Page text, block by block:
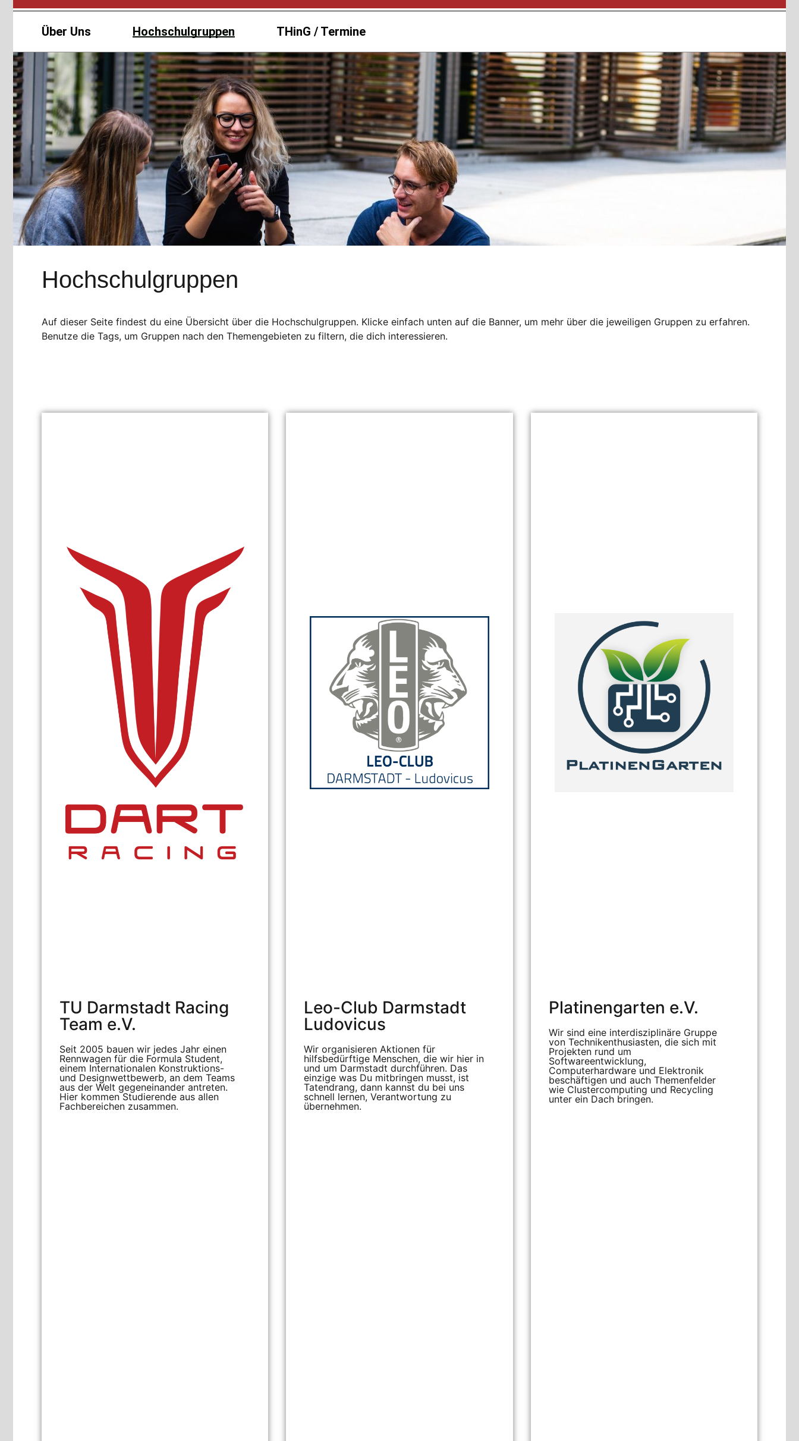
Über Uns Hochschulgruppen THinG / Termine
Hochschulgruppen
Auf dieser Seite findest du eine Übersicht über die Hochschulgruppen. Klicke einfach unten auf die Banner, um mehr über die jeweiligen Gruppen zu erfahren.
Benutze die Tags, um Gruppen nach den Themengebieten zu filtern, die dich interessieren.
TU Darmstadt Racing
Team e.V.
Seit 2005 bauen wir jedes Jahr einen
Rennwagen für die Formula Student,
einem Internationalen Konstruktions-
und Designwettbewerb, an dem Teams
aus der Welt gegeneinander antreten.
Hier kommen Studierende aus allen
Fachbereichen zusammen.
Leo-Club Darmstadt
Ludovicus
Wir organisieren Aktionen für
hilfsbedürftige Menschen, die wir hier in
und um Darmstadt durchführen. Das
einzige was Du mitbringen musst, ist
Tatendrang, dann kannst du bei uns
schnell lernen, Verantwortung zu
übernehmen.
Platinengarten e.V.
Wir sind eine interdisziplinäre Gruppe
von Technikenthusiasten, die sich mit
Projekten rund um
Softwareentwicklung,
Computerhardware und Elektronik
beschäftigen und auch Themenfelder
wie Clustercomputing und Recycling
unter ein Dach bringen.